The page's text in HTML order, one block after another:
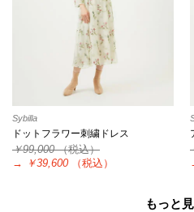
Sybilla
ドットフラワー刺繍ドレス
￥99,000（税込）
→
￥39,600 （税込）
もっと